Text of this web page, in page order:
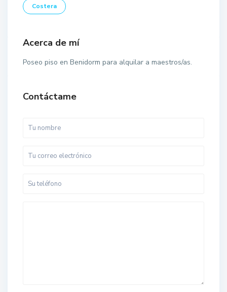
Costera
Acerca de mí
Poseo piso en Benidorm para alquilar a maestros/as.
Contáctame